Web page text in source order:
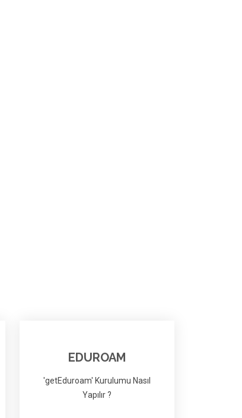
EDUROAM
'getEduroam' Kurulumu Nasıl
Yapılır ?